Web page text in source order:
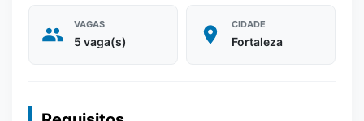
VAGAS
5 vaga(s)
CIDADE
Fortaleza